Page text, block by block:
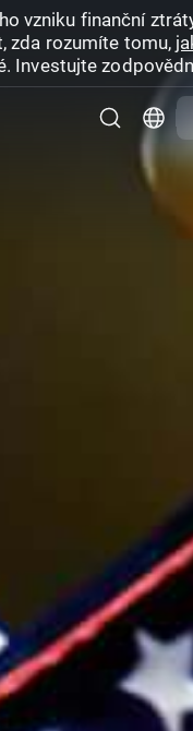
vzniku finanční
zda rozumíte tomu,
Investujte